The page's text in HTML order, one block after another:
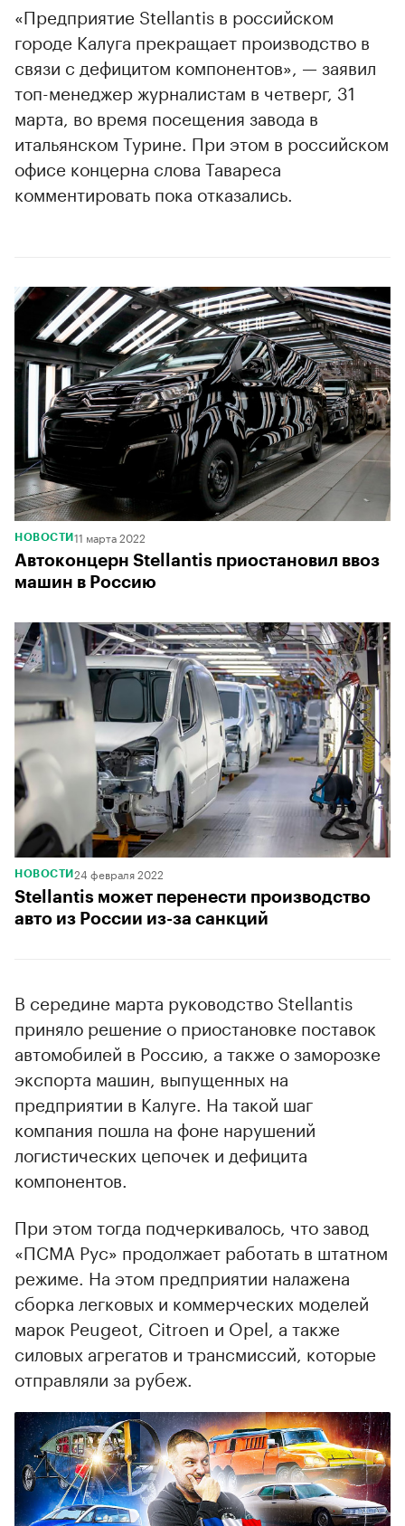
«Предприятие Stellantis в российском
городе Калуга прекращает производство в
связи с дефицитом компонентов», — заявил
топ-менеджер журналистам в четверг, 31
марта, во время посещения завода в
итальянском Турине. При этом в российском
офисе концерна слова Тавареса
комментировать пока отказались.
00:00 / 00:00
НОВОСТИ 11 марта 2022
Автоконцерн Stellantis приостановил ввоз
машин в Россию
НОВОСТИ 24 февраля 2022
Stellantis может перенести производство
авто из России из-за санкций
В середине марта руководство Stellantis
приняло решение о приостановке поставок
автомобилей в Россию, а также о заморозке
экспорта машин, выпущенных на
предприятии в Калуге. На такой шаг
компания пошла на фоне нарушений
логистических цепочек и дефицита
компонентов.
При этом тогда подчеркивалось, что завод
«ПСМА Рус» продолжает работать в штатном
режиме. На этом предприятии налажена
сборка легковых и коммерческих моделей
марок Peugeot, Citroen и Opel, а также
силовых агрегатов и трансмиссий, которые
отправляли за рубеж.